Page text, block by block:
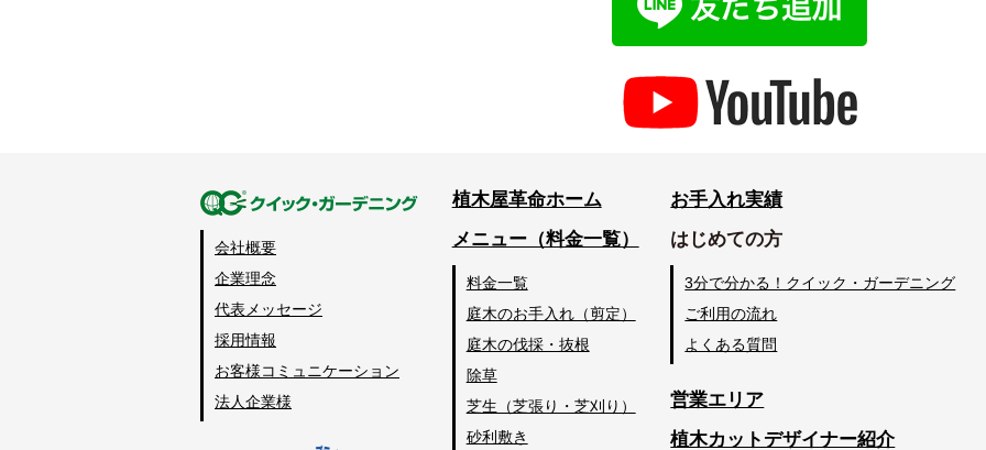
会社概要
企業理念
代表メッセージ
採用情報
お客様コミュニケーション
法人企業様
植木屋革命ホーム
メニュー（料金一覧）
料金一覧
庭木のお手入れ（剪定）
庭木の伐採・抜根
除草
芝生（芝張り・芝刈り）
砂利敷き
お手入れ実績
はじめての方
3分で分かる！クイック・ガーデニング
ご利用の流れ
よくある質問
営業エリア
植木カットデザイナー紹介